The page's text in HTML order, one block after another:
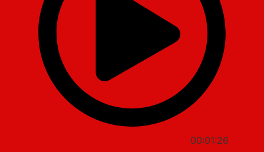
00:01:26